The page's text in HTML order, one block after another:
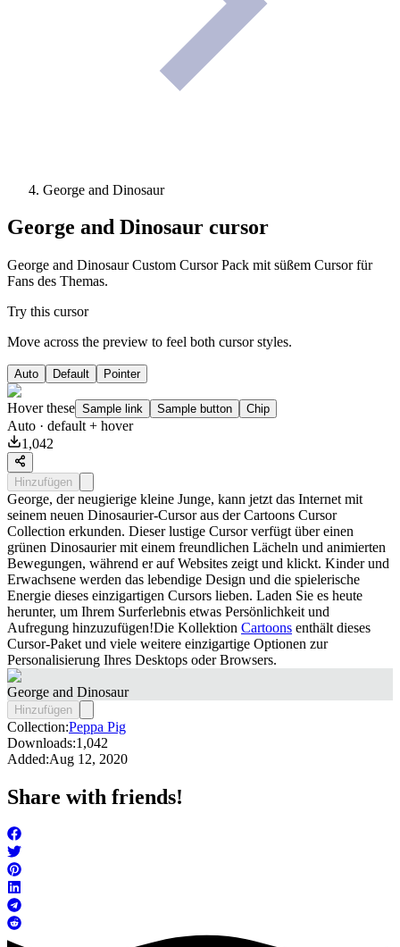
George and Dinosaur
George and Dinosaur cursor
George and Dinosaur Custom Cursor Pack mit süßem Cursor für
Fans des Themas.
Try this cursor
Move across the preview to feel both cursor styles.
Auto Default Pointer
Hover these Sample link Sample button Chip
Auto · default + hover
1,042
Hinzufügen
George, der neugierige kleine Junge, kann jetzt das Internet mit
seinem neuen Dinosaurier-Cursor aus der Cartoons Cursor
Collection erkunden. Dieser lustige Cursor verfügt über einen
grünen Dinosaurier mit einem freundlichen Lächeln und animierten
Bewegungen, während er auf Websites zeigt und klickt. Kinder und
Erwachsene werden das lebendige Design und die spielerische
Energie dieses einzigartigen Cursors lieben. Laden Sie es heute
herunter, um Ihrem Surferlebnis etwas Persönlichkeit und
Aufregung hinzuzufügen!Die Kollektion Cartoons enthält dieses
Cursor-Paket und viele weitere einzigartige Optionen zur
Personalisierung Ihres Desktops oder Browsers.
George and Dinosaur
Hinzufügen
Collection:Peppa Pig
Downloads:1,042
Added:Aug 12, 2020
Share with friends!